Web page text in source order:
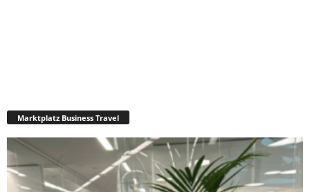
Marktplatz Business Travel